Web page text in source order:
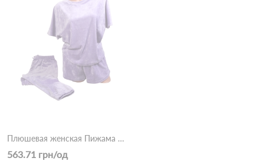
Плюшевая женская Пижама тройка ЦаЦа 4017 Фіолетовий
563.71 грн/од